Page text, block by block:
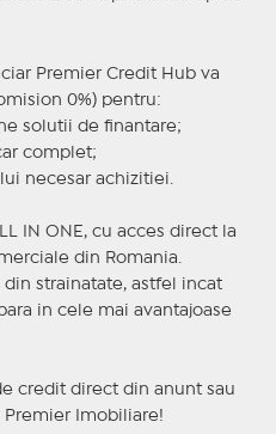
Premier Credit Hub va
0%) pentru:
solutii de finantare;
complet;
necesar achizitiei.
IN ONE, cu acces direct la
din Romania.
strainatate, astfel incat
in cele mai avantajoase
credit direct din anunt sau
Imobiliare!